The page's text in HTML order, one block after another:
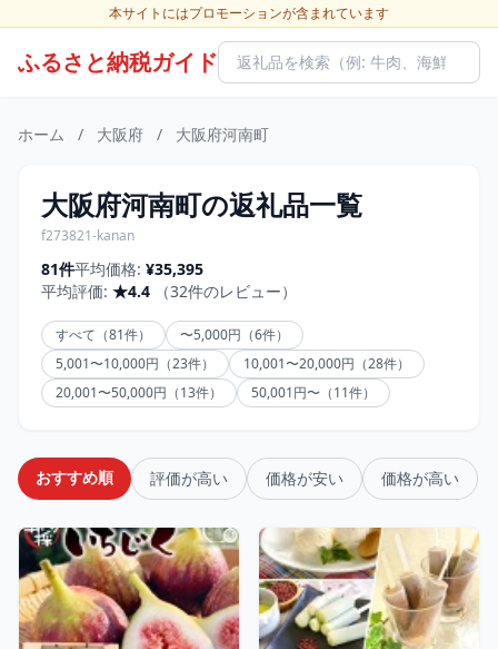
本サイトにはプロモーションが含まれています
ふるさと納税ガイド
ホーム / 大阪府 / 大阪府河南町
大阪府河南町の返礼品一覧
f273821-kanan
81件平均価格: ¥35,395
平均評価: ★4.4 （32件のレビュー）
すべて（81件）
〜5,000円（6件）
5,001〜10,000円（23件）
10,001〜20,000円（28件）
20,001〜50,000円（13件）
50,001円〜（11件）
おすすめ順 評価が高い 価格が安い 価格が高い